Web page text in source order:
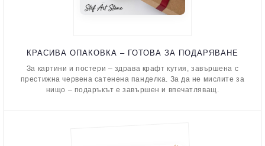
КРАСИВА ОПАКОВКА – ГОТОВА ЗА ПОДАРЯВАНЕ
За картини и постери – здрава крафт кутия, завършена с
престижна червена сатенена панделка. За да не мислите за
нищо – подаръкът е завършен и впечатляващ.